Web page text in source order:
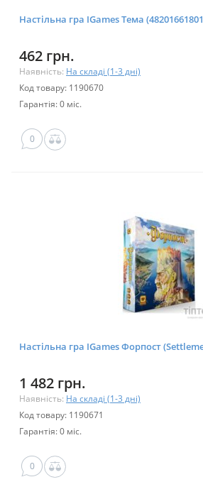
Настільна гра IGames Тема
462 грн.
Наявність: На складі (1-3 дні)
Код товару: 1190670
Гарантія: 0 міс.
0
Настільна гра IGames Форпост
1 482 грн.
Наявність: На складі (1-3 дні)
Код товару: 1190671
Гарантія: 0 міс.
0